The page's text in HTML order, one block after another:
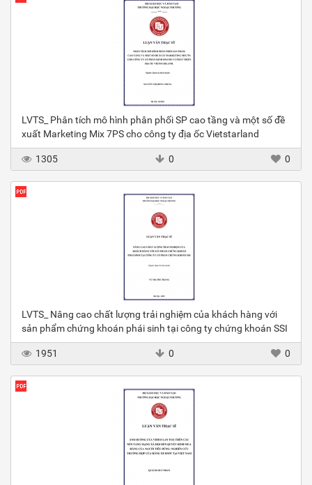
LVTS_ Phân tích mô hình phân phối SP cao tầng và một số đề
xuất Marketing Mix 7PS cho công ty địa ốc Vietstarland
1305 0 0
LVTS_ Nâng cao chất lượng trải nghiệm của khách hàng với
sản phẩm chứng khoán phái sinh tại công ty chứng khoán SSI
1951 0 0